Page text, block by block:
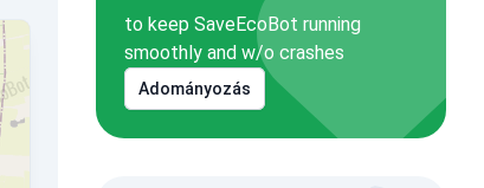
to keep SaveEcoBot running
smoothly and w/o crashes
Adományozás